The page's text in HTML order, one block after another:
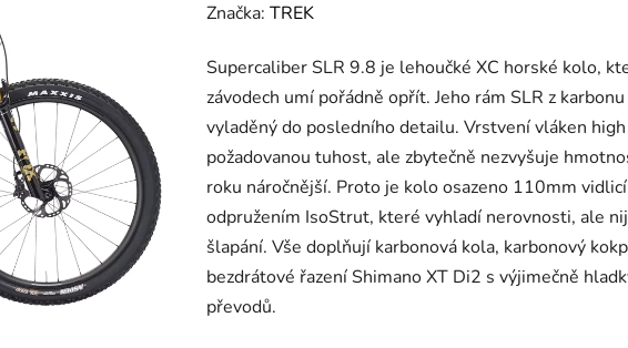
Značka: TREK
Supercaliber SLR 9.8 je lehoučké XC horské kolo,
závodech umí pořádně opřít. Jeho rám SLR z
vyladěný do posledního detailu. Vrstvení vláken
požadovanou tuhost, ale zbytečně nezvyšuje
roku náročnější. Proto je kolo osazeno 110mm
odpružením IsoStrut, které vyhladí nerovnosti, ale
šlapání. Vše doplňují karbonová kola, karbonový
bezdrátové řazení Shimano XT Di2 s výjimečně
převodů.